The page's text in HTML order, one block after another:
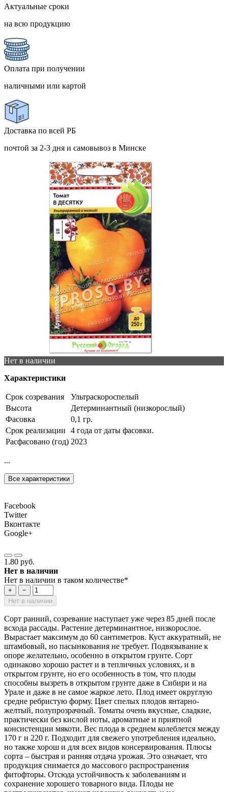
Актуальные сроки
на всю продукцию
Оплата при получении
наличными или картой
Доставка по всей РБ
почтой за 2-3 дня и самовывоз в Минске
Нет в наличии
Характеристики
Срок созревания
Ультраскороспелый
Высота
Детерминантный (низкорослый)
Фасовка
0,1 гр.
Срок реализации
4 года от даты фасовки.
Расфасовано (год) 2023
...
Все характеристики
Facebook
Twitter
Вконтакте
Google+
1.80 руб.
Нет в наличии
Нет в наличии в таком количестве*
+
−
Нет в наличии
Сорт ранний, созревание наступает уже через 85 дней после
всхода рассады. Растение детерминантное, низкорослое.
Вырастает максимум до 60 сантиметров. Куст аккуратный, не
штамбовый, но пасынкования не требует. Подвязывание к
опоре желательно, особенно в открытом грунте. Сорт
одинаково хорошо растет и в тепличных условиях, и в
открытом грунте, но его особенность в том, что плоды
способны вызреть в открытом грунте даже в Сибири и на
Урале и даже в не самое жаркое лето. Плод имеет округлую
средне ребристую форму. Цвет спелых плодов янтарно-
желтый, полупрозрачный. Томаты очень вкусные, сладкие,
практически без кислой ноты, ароматные и приятной
консистенции мякоти. Вес плода в среднем колеблется между
170 г и 220 г. Подходит для свежего употребления идеально,
но также хорош и для всех видов консервирования. Плюсы
сорта – быстрая и ранняя отдача урожая. Это означает, что
продукция снимается до массового распространения
фитофторы. Отсюда устойчивость к заболеваниям и
сохранение хорошего товарного вида. Плоды не